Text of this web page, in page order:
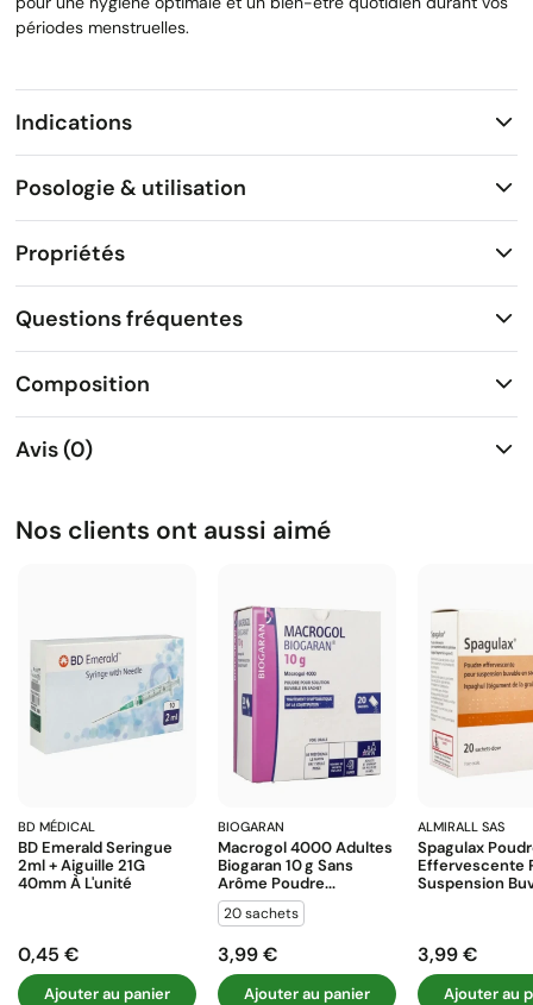
périodes menstruelles.
Indications
Posologie & utilisation
Propriétés
Questions fréquentes
Composition
Avis (0)
Nos clients ont aussi aimé
BD MÉDICAL
BD Emerald Seringue
2ml + Aiguille 21G
40mm À L'unité
Prix
0,45 €
Ajouter au panier
BIOGARAN
Macrogol 4000 Adultes
Biogaran 10 G Sans
Arôme Poudre...
20 sachets
Prix
3,99 €
Ajouter au panier
ALMIRALL SAS
Spagulax
Effervescente
Suspension
Prix
3,99 €
Ajouter au